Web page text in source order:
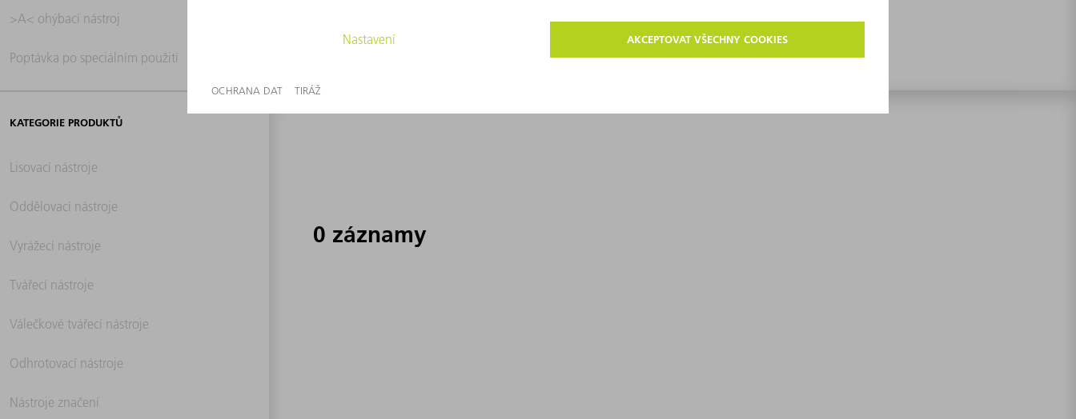
>A< ohýbací nástroj
Poptávka po speciálním použití
KATEGORIE PRODUKTŮ
Lisovací nástroje
Oddělovací nástroje
Vyrážecí nástroje
Tvářecí nástroje
Válečkové tvářecí nástroje
Odhrotovací nástroje
Nástroje značení
0 záznamy